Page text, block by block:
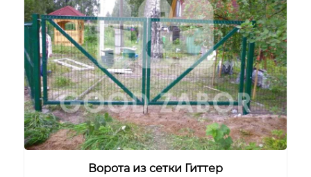
Ворота из сетки Гиттер